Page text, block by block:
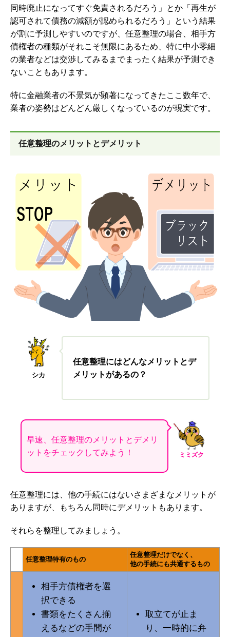
同時廃止になってすぐ免責されるだろう」とか「再生が
認可されて債務の減額が認められるだろう」という結果
が割に予測しやすいのですが、任意整理の場合、相手方
債権者の種類がそれこそ無限にあるため、特に中小零細
の業者などは交渉してみるまでまったく結果が予測でき
ないこともあります。
特に金融業者の不景気が顕著になってきたここ数年で、
業者の姿勢はどんどん厳しくなっているのが現実です。
任意整理のメリットとデメリット
シカ
任意整理にはどんなメリットとデ
メリットがあるの？
ミミズク
早速、任意整理のメリットとデメリ
ットをチェックしてみよう！
任意整理には、他の手続にはないさまざまなメリットが
ありますが、もちろん同時にデメリットもあります。
それらを整理してみましょう。
任意整理特有のもの
任意整理だけでなく、
他の手続にも共通するもの
相手方債権者を選
択できる
書類をたくさん揃
えるなどの手間が
取立てが止ま
り、一時的に弁